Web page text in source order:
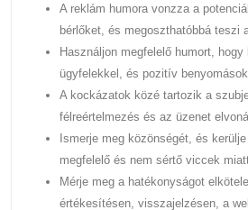
A reklám humora vonzza a
bérlőket, és megoszthatóbbá teszi
Használjon megfelelő humort,
ügyfelekkel, és pozitív
A kockázatok közé tartozik a
félreértelmezés és az üzenet
Ismerje meg közönségét, és
megfelelő és nem sértő viccek
Mérje meg a hatékonyságot
értékesítésen, visszajelzésen, a